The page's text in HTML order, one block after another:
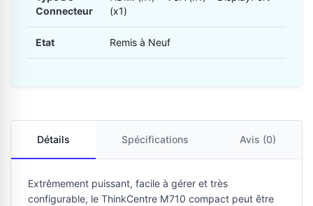
Connecteur
(x1)
Etat Remis à Neuf
Détails Spécifications Avis (0)
Extrêmement puissant, facile à gérer et très
configurable, le ThinkCentre M710 compact peut être